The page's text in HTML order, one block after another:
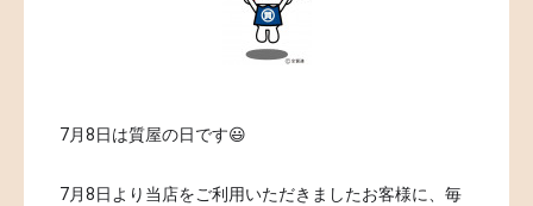
7月8日は質屋の日です😃
7月8日より当店をご利用いただきましたお客様に、毎